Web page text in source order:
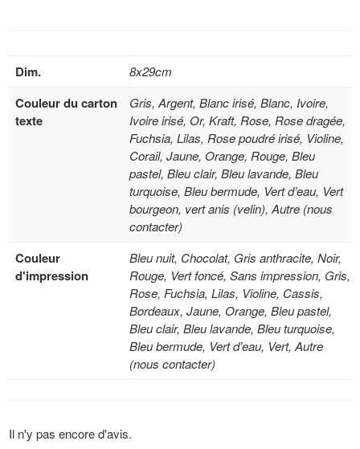
Dim. 8x29cm
Couleur du carton
texte
Gris, Argent, Blanc irisé, Blanc, Ivoire,
Ivoire irisé, Or, Kraft, Rose, Rose dragée,
Fuchsia, Lilas, Rose poudré irisé, Violine,
Corail, Jaune, Orange, Rouge, Bleu
pastel, Bleu clair, Bleu lavande, Bleu
turquoise, Bleu bermude, Vert d’eau, Vert
bourgeon, vert anis (velin), Autre (nous
contacter)
Couleur
d'impression
Bleu nuit, Chocolat, Gris anthracite, Noir,
Rouge, Vert foncé, Sans impression, Gris,
Rose, Fuchsia, Lilas, Violine, Cassis,
Bordeaux, Jaune, Orange, Bleu pastel,
Bleu clair, Bleu lavande, Bleu turquoise,
Bleu bermude, Vert d’eau, Vert, Autre
(nous contacter)
Il n'y pas encore d'avis.